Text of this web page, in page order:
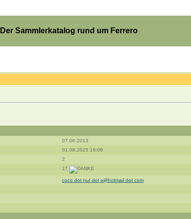
Der Sammlerkatalog rund um Ferrero
07.06.2013
01.08.2025 16:08
2
17
coco dot nut dot s@hotmail dot com